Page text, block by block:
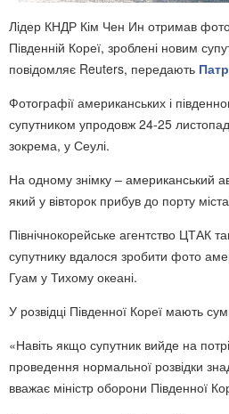
Лідер КНДР Кім Чен Ин отримав
Південній Кореї, зроблені новим
повідомляє Reuters, передають
Фотографії американських і
супутником упродовж 24-25
зокрема, у Сеулі.
На одному знімку – американський
який у вівторок прибув до порту
Північнокорейське агентство ЦТАК
супутнику вдалося зробити фото
Гуам у Тихому океані.
У розвідці Південної Кореї мають
«Навіть якщо супутник вийде на
проведення нормальної розвідки
вважає міністр оборони Південної